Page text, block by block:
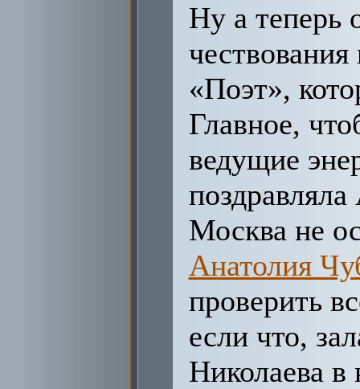
Ну а теперь
«Поэт»,
Главное,
ведущие
Москва не
Анатолия
проверить
если что,
Николаева в